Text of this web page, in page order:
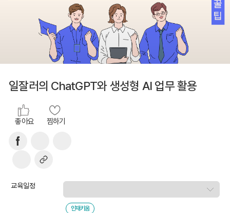
일잘러의 ChatGPT와 생성형 AI 업무 활용
좋아요 찜하기
교육일정
인재키움